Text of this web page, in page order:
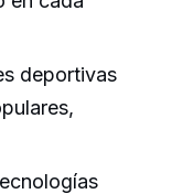
deportivas